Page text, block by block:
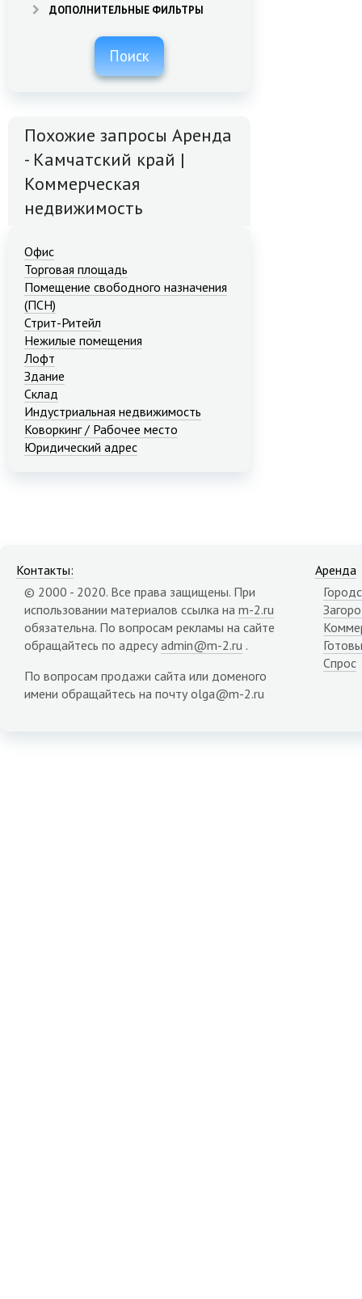
ДОПОЛНИТЕЛЬНЫЕ ФИЛЬТРЫ
Поиск
Похожие запросы Аренда
- Камчатский край |
Коммерческая
недвижимость
Офис
Торговая площадь
Помещение свободного назначения
(ПСН)
Стрит-Ритейл
Нежилые помещения
Лофт
Здание
Склад
Индустриальная недвижимость
Коворкинг / Рабочее место
Юридический адрес
Контакты:
© 2000 - 2020. Все права защищены. При
использовании материалов ссылка на m-2.ru
обязательна. По вопросам рекламы на сайте
обращайтесь по адресу admin@m-2.ru .
По вопросам продажи сайта или доменого
имени обращайтесь на почту olga@m-2.ru
Аренда
Спрос